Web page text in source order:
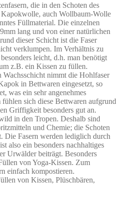
die in den Schoten des
auch Wollbaum-Wolle
Füllmaterial. Die einzelnen
lang und von einer natürlichen
dieser Schicht ist die Faser
verklumpen. Im Verhältnis zu
leicht, d.h. man benötigt
z.B. ein Kissen zu füllen.
nimmt die Hohlfaser
in Bettwaren eingesetzt, so
was ein sehr angenehmes
sich diese Bettwaren aufgrund
Griffigkeit besonders gut an.
in den Tropen. Deshalb sind
und Chemie; die Schoten
Die Fasern werden lediglich durch
also ein besonders nachhaltiges
Urwälder beiträgt. Besonders
von Yoga-Kissen. Zum
einfach kompostieren.
von Kissen, Plüschbären,